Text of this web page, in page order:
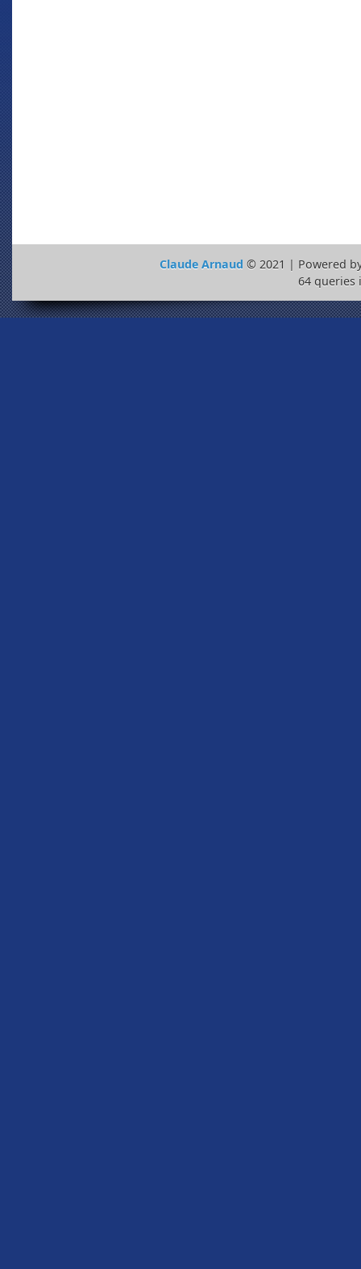
Claude Arnaud © 2021 | Powered
64 queries